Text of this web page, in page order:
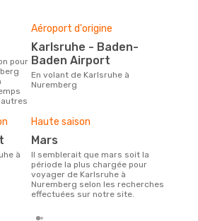
Aéroport d'origine
Karlsruhe - Baden-
Baden Airport
En volant de Karlsruhe à
Nuremberg
Haute saison
mars
Il semblerait que mars soit la
période la plus chargée pour
voyager de Karlsruhe à
Nuremberg selon les recherches
effectuées sur notre site.